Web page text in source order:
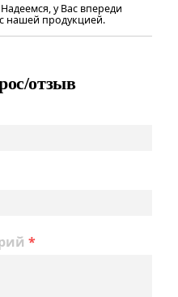
у Вас впереди
нашей продукцией.
отзыв
*